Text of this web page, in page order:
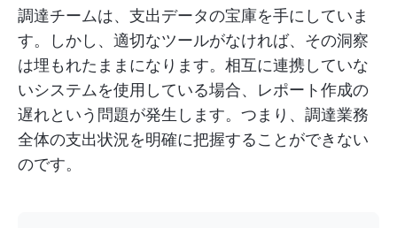
調達チームは、支出データの宝庫を手にしていま
す。しかし、適切なツールがなければ、その洞察
は埋もれたままになります。相互に連携していな
いシステムを使用している場合、レポート作成の
遅れという問題が発生します。つまり、調達業務
全体の支出状況を明確に把握することができない
のです。